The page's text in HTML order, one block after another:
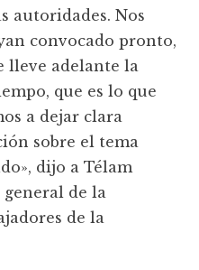
autoridades. Nos
convocado pronto,
lleve adelante la
que es lo que
a dejar clara
sobre el tema
dijo a Télam
general de la
de la